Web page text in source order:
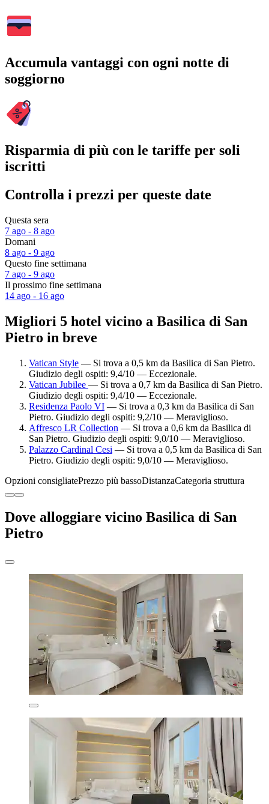
Accumula vantaggi con ogni notte di
soggiorno
Risparmia di più con le tariffe per soli
iscritti
Controlla i prezzi per queste date
Questa sera
7 ago - 8 ago
Domani
8 ago - 9 ago
Questo fine settimana
7 ago - 9 ago
Il prossimo fine settimana
14 ago - 16 ago
Migliori 5 hotel vicino a Basilica di San
Pietro in breve
Vatican Style — Si trova a 0,5 km da Basilica di San Pietro.
Giudizio degli ospiti: 9,4/10 — Eccezionale.
Vatican Jubilee — Si trova a 0,7 km da Basilica di San Pietro.
Giudizio degli ospiti: 9,4/10 — Eccezionale.
Residenza Paolo VI — Si trova a 0,3 km da Basilica di San
Pietro. Giudizio degli ospiti: 9,2/10 — Meraviglioso.
Affresco LR Collection — Si trova a 0,6 km da Basilica di
San Pietro. Giudizio degli ospiti: 9,0/10 — Meraviglioso.
Palazzo Cardinal Cesi — Si trova a 0,5 km da Basilica di San
Pietro. Giudizio degli ospiti: 9,0/10 — Meraviglioso.
Opzioni consigliatePrezzo più bassoDistanzaCategoria struttura
Dove alloggiare vicino Basilica di San
Pietro